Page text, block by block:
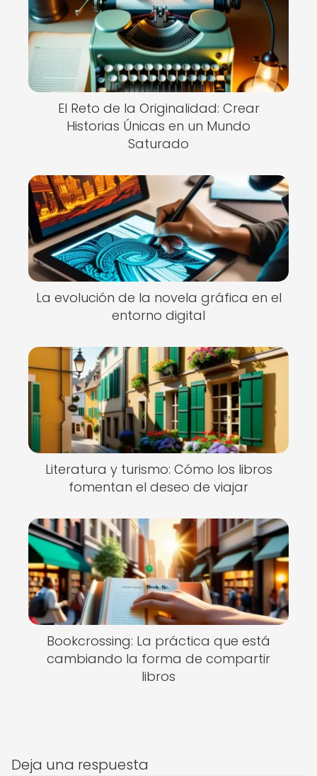
El Reto de la Originalidad: Crear
Historias Únicas en un Mundo
Saturado
La evolución de la novela gráfica en el
entorno digital
Literatura y turismo: Cómo los libros
fomentan el deseo de viajar
Bookcrossing: La práctica que está
cambiando la forma de compartir
libros
Deja una respuesta